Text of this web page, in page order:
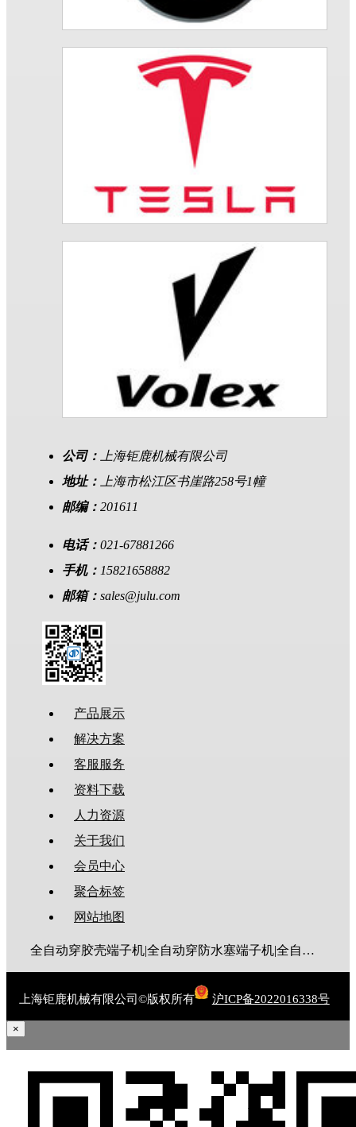
公司：
上海钜鹿机械有限公司
地址：
上海市松江区书崖路258号1幢
邮编： 201611
电话： 021-67881266
手机： 15821658882
邮箱： sales@julu.com
产品展示
解决方案
客服服务
资料下载
人力资源
关于我们
会员中心
聚合标签
网站地图
全自动穿胶壳端子机|全自动穿防水塞端子机|全自动穿热缩管端子机|全自动穿护套端子机|全自动穿号码管端子机|全自动端子机|全自动穿防水栓端子机|端子压着机|端子压接机|静音端子机|多芯线端子机|护套线端子机|全自动排线端子机|新能源大平方压接机|电脑剥线机|自动剥线机|裁线机|剥线机
上海钜鹿机械有限公司©版权所有 沪ICP备2022016338号
×